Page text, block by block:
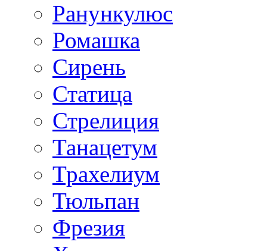
Ранункулюс
Ромашка
Сирень
Статица
Стрелиция
Танацетум
Трахелиум
Тюльпан
Фрезия